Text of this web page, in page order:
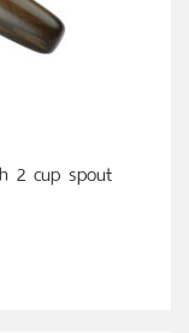
2 cup spout